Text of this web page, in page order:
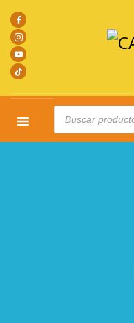
Products
search